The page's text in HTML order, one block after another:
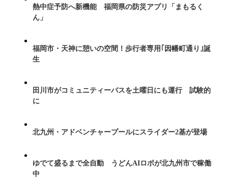
熱中症予防へ新機能 福岡県の防災アプリ「まもるく
ん」
福岡市・天神に憩いの空間！歩行者専用｢因幡町通り｣誕
生
田川市がコミュニティーバスを土曜日にも運行 試験的
に
北九州・アドベンチャープールにスライダー2基が登場
ゆでて盛るまで全自動 うどんAIロボが北九州市で稼働
中